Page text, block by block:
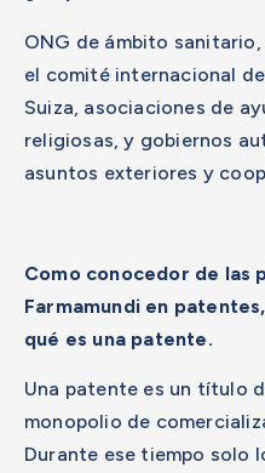
ONG de ámbito
el comité internacional
Suiza, asociaciones de
religiosas, y gobiernos
asuntos exteriores y
Como conocedor de las
Farmamundi en
qué es una patente.
Una patente es un título
monopolio de
Durante ese tiempo solo